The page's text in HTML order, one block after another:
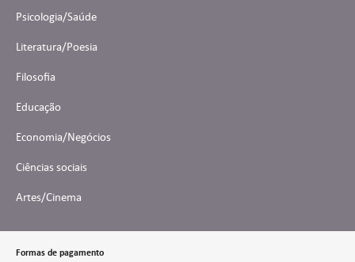
Psicologia/Saúde
Literatura/Poesia
Filosofia
Educação
Economia/Negócios
Ciências sociais
Artes/Cinema
Formas de pagamento